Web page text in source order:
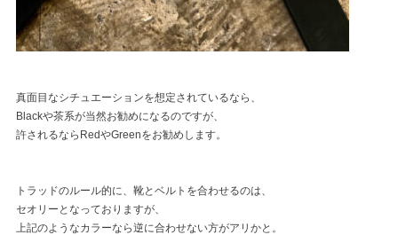
真面目なシチュエーションを想定されているなら、
Blackや茶系が当然お勧めになるのですが、
許されるならRedやGreenをお勧めします。
トラッドのルール的に、靴とベルトを合わせるのは、
セオリーとなっておりますが、
上記のようなカラーなら逆に合わせない方がアリかと。